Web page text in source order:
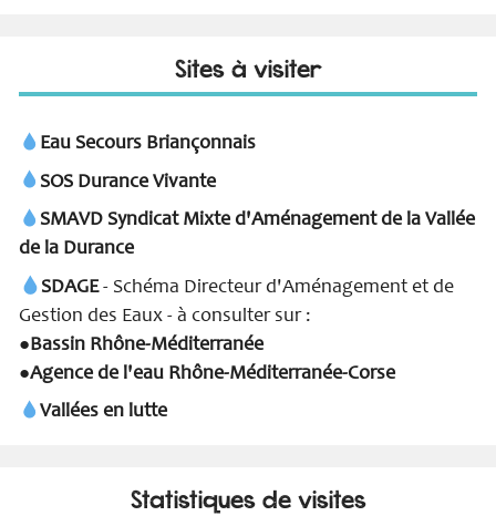
Sites à visiter
Eau Secours Briançonnais
SOS Durance Vivante
SMAVD Syndicat Mixte d'Aménagement de la Vallée
de la Durance
SDAGE- Schéma Directeur d'Aménagement et de
Gestion des Eaux - à consulter sur :
●Bassin Rhône-Méditerranée
●Agence de l'eau Rhône-Méditerranée-Corse
Vallées en lutte
Statistiques de visites